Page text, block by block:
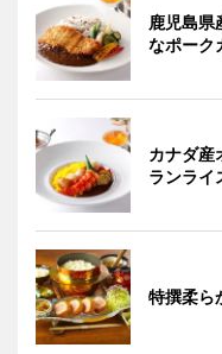
鹿児島県
なポーク
カナダ産
ランライ
特撰柔ら